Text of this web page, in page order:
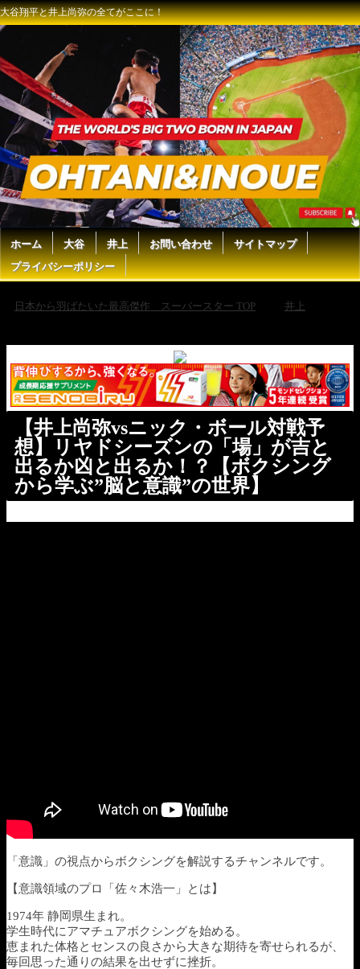
大谷翔平と井上尚弥の全てがここに！
ホーム 大谷 井上 お問い合わせ
サイトマップ
プライバシーポリシー
日本から羽ばたいた最高傑作 スーパースター TOP
井上
【井上尚弥vsニック・ボール対戦予
想】リヤドシーズンの「場」が吉と
出るか凶と出るか！？【ボクシング
から学ぶ”脳と意識”の世界】
「意識」の視点からボクシングを解説するチャンネルです。
【意識領域のプロ「佐々木浩一」とは】
1974年 静岡県生まれ。
学生時代にアマチュアボクシングを始める。
恵まれた体格とセンスの良さから大きな期待を寄せられるが、
毎回思った通りの結果を出せずに挫折。